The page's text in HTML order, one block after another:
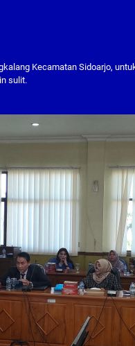
Kecamatan Sidoarjo,
sulit.